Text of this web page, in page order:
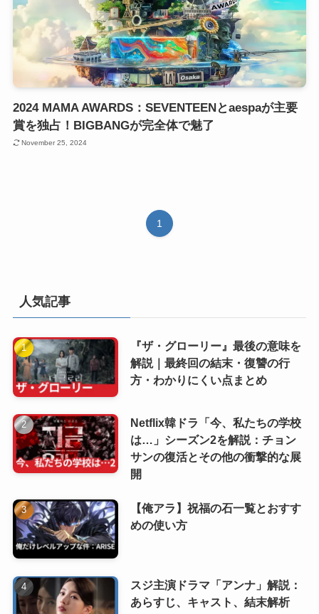
2024 MAMA AWARDS：SEVENTEENとaespaが主要
賞を独占！BIGBANGが完全体で魅了
November 25, 2024
1
人気記事
『ザ・グローリー』最後の意味を
解説｜最終回の結末・復讐の行
方・わかりにくい点まとめ
Netflix韓ドラ「今、私たちの学校
は…」シーズン2を解説：チョン
サンの復活とその他の衝撃的な展
開
【俺アラ】祝福の石一覧とおすす
めの使い方
スジ主演ドラマ「アンナ」解説：
あらすじ、キャスト、結末解析